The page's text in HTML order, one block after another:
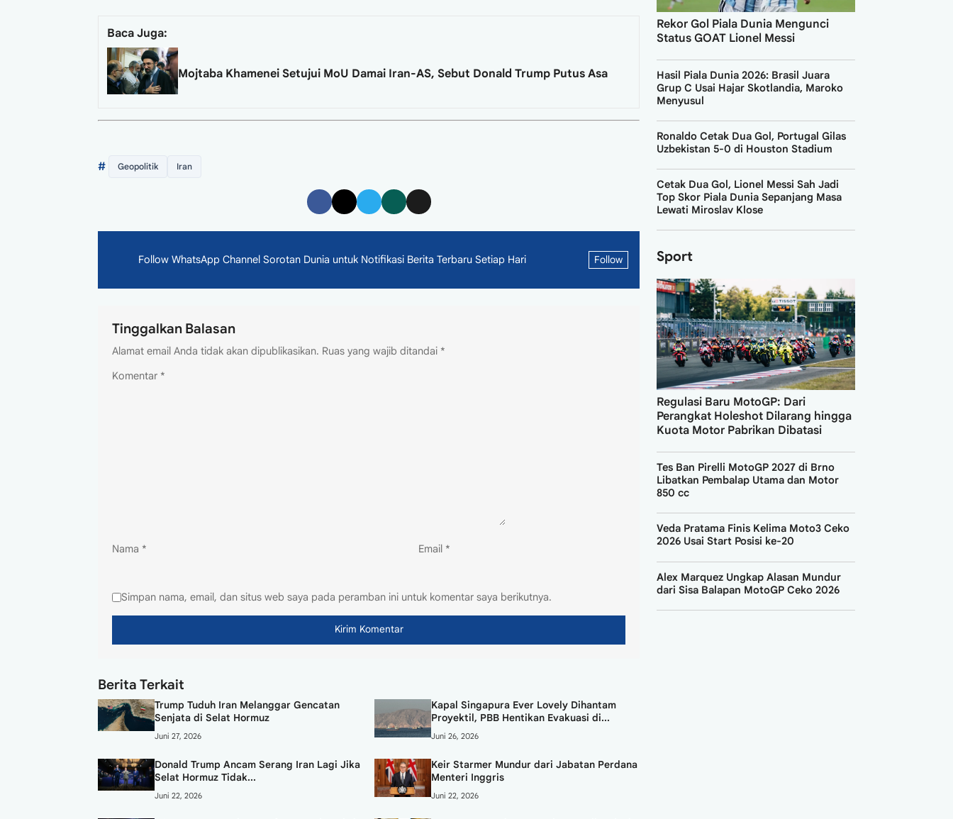
Baca Juga:
Mojtaba Khamenei Setujui MoU Damai Iran-AS, Sebut Donald Trump Putus Asa
# Geopolitik Iran
Follow WhatsApp Channel Sorotan Dunia untuk Notifikasi Berita Terbaru Setiap Hari Follow
Tinggalkan Balasan
Alamat email Anda tidak akan dipublikasikan. Ruas yang wajib ditandai *
Komentar *
Nama * Email *
Simpan nama, email, dan situs web saya pada peramban ini untuk komentar saya berikutnya.
Berita Terkait
Trump Tuduh Iran Melanggar Gencatan
Senjata di Selat Hormuz
Juni 27, 2026
Kapal Singapura Ever Lovely Dihantam
Proyektil, PBB Hentikan Evakuasi di...
Juni 26, 2026
Donald Trump Ancam Serang Iran Lagi Jika
Selat Hormuz Tidak...
Juni 22, 2026
Keir Starmer Mundur dari Jabatan Perdana
Menteri Inggris
Juni 22, 2026
Rekor Gol Piala Dunia Mengunci
Status GOAT Lionel Messi
Hasil Piala Dunia 2026: Brasil Juara
Grup C Usai Hajar Skotlandia, Maroko
Menyusul
Ronaldo Cetak Dua Gol, Portugal Gilas
Uzbekistan 5-0 di Houston Stadium
Cetak Dua Gol, Lionel Messi Sah Jadi
Top Skor Piala Dunia Sepanjang Masa
Lewati Miroslav Klose
Sport
Regulasi Baru MotoGP: Dari
Perangkat Holeshot Dilarang hingga
Kuota Motor Pabrikan Dibatasi
Tes Ban Pirelli MotoGP 2027 di Brno
Libatkan Pembalap Utama dan Motor
850 cc
Veda Pratama Finis Kelima Moto3 Ceko
2026 Usai Start Posisi ke-20
Alex Marquez Ungkap Alasan Mundur
dari Sisa Balapan MotoGP Ceko 2026